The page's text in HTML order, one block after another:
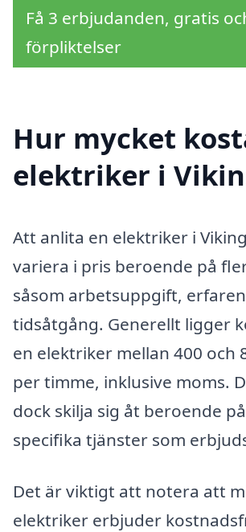
Få 3 erbjudanden, gratis
förpliktelser
Hur mycket
elektriker i
Att anlita en elektriker i
variera i pris beroende på
såsom arbetsuppgift,
tidsåtgång. Generellt ligger
en elektriker mellan 400 och
per timme, inklusive moms.
dock skilja sig åt beroende
specifika tjänster som
Det är viktigt att notera att
elektriker erbjuder